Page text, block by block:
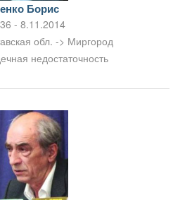
Борис
- 8.11.2014
обл. -> Миргород
недостаточность